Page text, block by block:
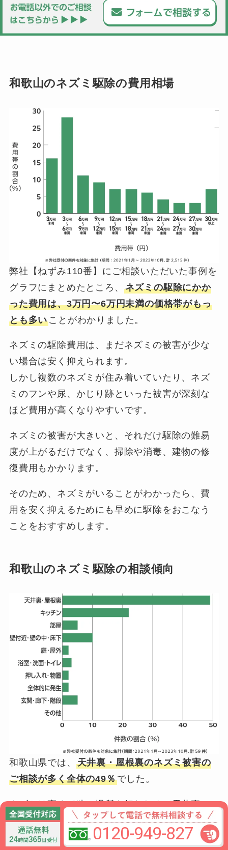
和歌山のネズミ駆除の費用相場
弊社【ねずみ110番】にご相談いただいた事例を
グラフにまとめたところ、 ネズミの駆除にかか
った費用は、3万円〜6万円未満の価格帯がもっ
とも多いことがわかりました。
ネズミの駆除費用は、まだネズミの被害が少な
い場合は安く抑えられます。
しかし複数のネズミが住み着いていたり、ネズ
ミのフンや尿、かじり跡といった被害が深刻な
ほど費用が高くなりやすいです。
ネズミの被害が大きいと、それだけ駆除の難易
度が上がるだけでなく、掃除や消毒、建物の修
復費用もかかります。
そのため、ネズミがいることがわかったら、費
用を安く抑えるためにも早めに駆除をおこなう
ことをおすすめします。
和歌山のネズミ駆除の相談傾向
和歌山県では、 天井裏・屋根裏のネズミ被害の
ご相談が多く全体の49％でした。
ネズミは高くて狭い場所を好むため、天井裏に
侵入することがあります。
また、一度住居に住み着くとなかなか出て行っ
0120-949-827